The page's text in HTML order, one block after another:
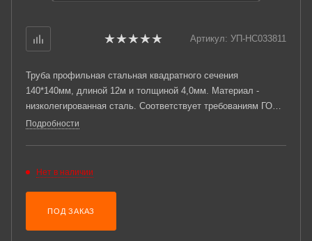
Артикул: УП-НС033811
Труба профильная стальная квадратного сечения
140*140мм, длиной 12м и толщиной 4,0мм. Материал -
низколегированная сталь. Соответствует требованиям ГОСТ
13663-86. Стандартный пакет: вес - 3,218тн., количество -
Подробности
Нет в наличии
ПОД ЗАКАЗ